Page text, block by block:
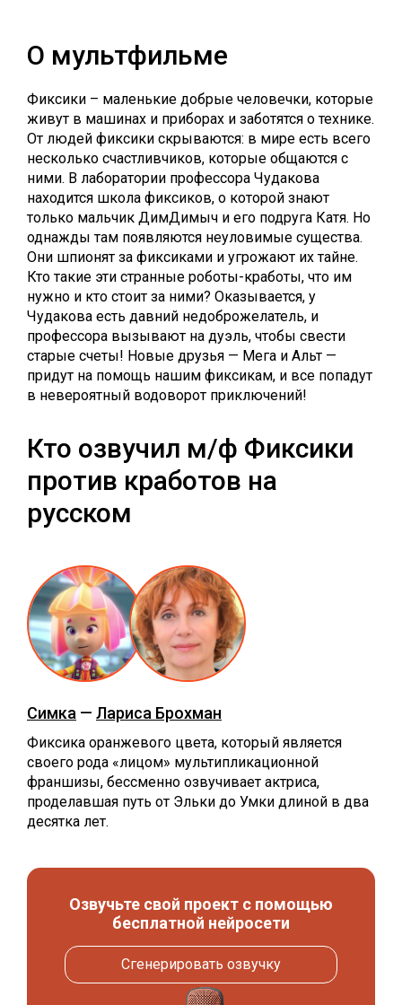
О мультфильме
Фиксики – маленькие добрые человечки, которые
живут в машинах и приборах и заботятся о технике.
От людей фиксики скрываются: в мире есть всего
несколько счастливчиков, которые общаются с
ними. В лаборатории профессора Чудакова
находится школа фиксиков, о которой знают
только мальчик ДимДимыч и его подруга Катя. Но
однажды там появляются неуловимые существа.
Они шпионят за фиксиками и угрожают их тайне.
Кто такие эти странные роботы-кработы, что им
нужно и кто стоит за ними? Оказывается, у
Чудакова есть давний недоброжелатель, и
профессора вызывают на дуэль, чтобы свести
старые счеты! Новые друзья — Мега и Альт —
придут на помощь нашим фиксикам, и все попадут
в невероятный водоворот приключений!
Кто озвучил м/ф Фиксики
против кработов на
русском
Симка — Лариса Брохман
Фиксика оранжевого цвета, который является
своего рода «лицом» мультипликационной
франшизы, бессменно озвучивает актриса,
проделавшая путь от Эльки до Умки длиной в два
десятка лет.
Озвучьте свой проект с помощью
бесплатной нейросети
Сгенерировать озвучку